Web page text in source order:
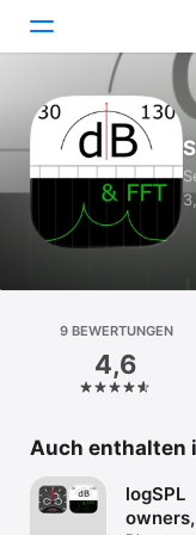
Heute
Spiele
Apps
Plattform
iPhone
Vision
9 BEWERTUNGEN
4,6
Auch enthalten
logSPL
owners,